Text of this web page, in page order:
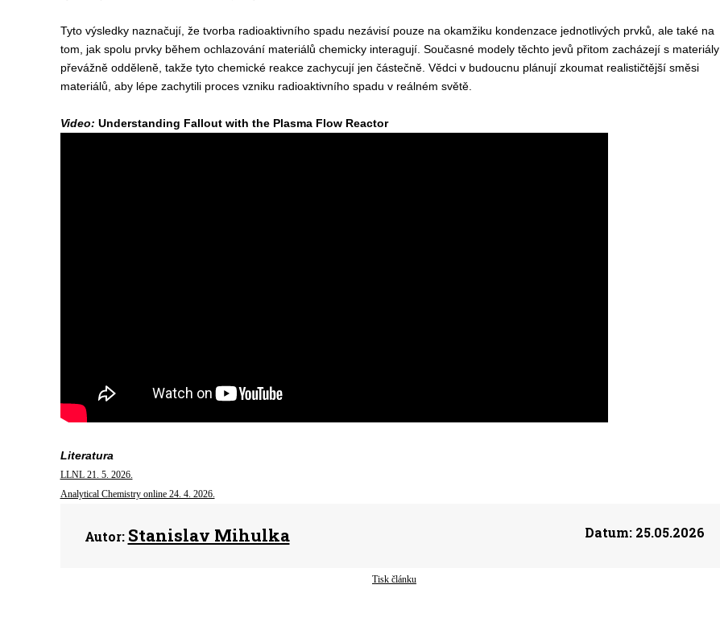
Tyto výsledky naznačují, že tvorba radioaktivního spadu nezávisí pouze na okamžiku kondenzace jednotlivých prvků, ale také na
tom, jak spolu prvky během ochlazování materiálů chemicky interagují. Současné modely těchto jevů přitom zacházejí s materiály
převážně odděleně, takže tyto chemické reakce zachycují jen částečně. Vědci v budoucnu plánují zkoumat realističtější směsi
materiálů, aby lépe zachytili proces vzniku radioaktivního spadu v reálném světě.
Video: Understanding Fallout with the Plasma Flow Reactor
Literatura
LLNL 21. 5. 2026.
Analytical Chemistry online 24. 4. 2026.
Autor: Stanislav Mihulka Datum:25.05.2026
Tisk článku